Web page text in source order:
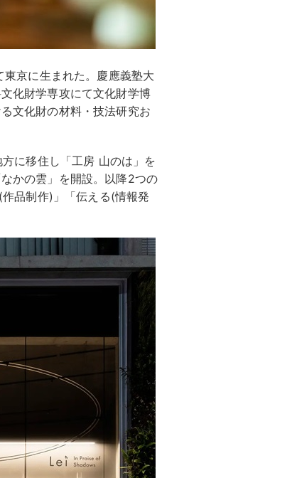
京に生まれた。慶應義塾大
化財学専攻にて文化財学博
文化財の材料・技法研究お
に移住し「工房 山のは」を
かの雲」を開設。以降2つの
品制作)」「伝える(情報発